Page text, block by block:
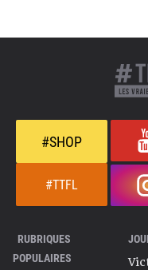
#SHOP
#TTFL
RUBRIQUES
POPULAIRES